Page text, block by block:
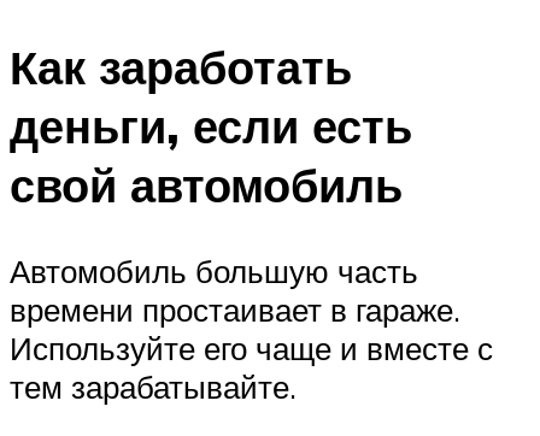
Как заработать
деньги, если есть
свой автомобиль
Автомобиль большую часть
времени простаивает в гараже.
Используйте его чаще и вместе с
тем зарабатывайте.